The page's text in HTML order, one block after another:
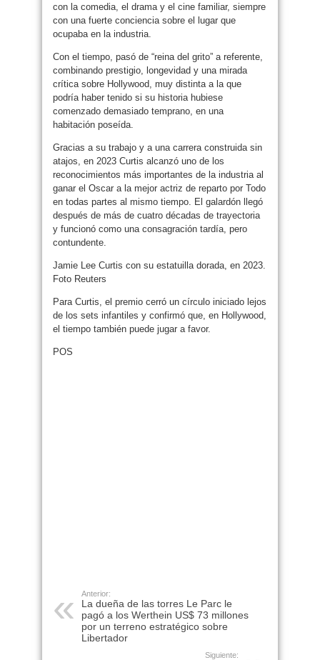
con la comedia, el drama y el cine familiar, siempre
con una fuerte conciencia sobre el lugar que
ocupaba en la industria.
Con el tiempo, pasó de “reina del grito” a referente,
combinando prestigio, longevidad y una mirada
crítica sobre Hollywood, muy distinta a la que
podría haber tenido si su historia hubiese
comenzado demasiado temprano, en una
habitación poseída.
Gracias a su trabajo y a una carrera construida sin
atajos, en 2023 Curtis alcanzó uno de los
reconocimientos más importantes de la industria al
ganar el Oscar a la mejor actriz de reparto por Todo
en todas partes al mismo tiempo. El galardón llegó
después de más de cuatro décadas de trayectoria
y funcionó como una consagración tardía, pero
contundente.
Jamie Lee Curtis con su estatuilla dorada, en 2023.
Foto Reuters
Para Curtis, el premio cerró un círculo iniciado lejos
de los sets infantiles y confirmó que, en Hollywood,
el tiempo también puede jugar a favor.
POS
Anterior:
La dueña de las torres Le Parc le
pagó a los Werthein US$ 73 millones
por un terreno estratégico sobre
Libertador
Siguiente: